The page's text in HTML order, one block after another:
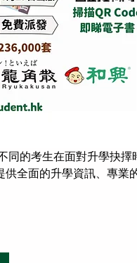
的考生在面對升學抉擇
全面的升學資訊、專業